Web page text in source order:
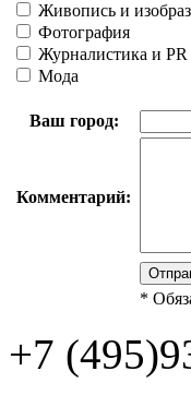
Живопись и
Фотография
Журналистика и PR
Мода
Ваш город:
Комментарий:
*
+7 (495)